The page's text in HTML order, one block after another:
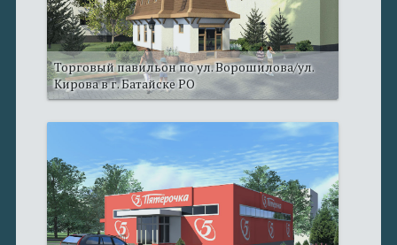
Торговый павильон по ул. Ворошилова/ул.
Кирова в г. Батайске РО